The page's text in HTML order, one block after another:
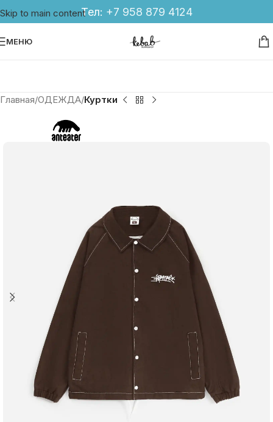
Skip to main contentТел: +7 958 879 4124
МЕНЮ
Главная ОДЕЖДА Куртки